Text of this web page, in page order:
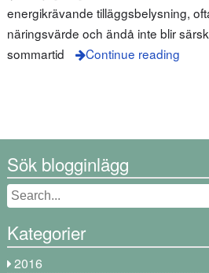
energikrävande tilläggsbelysning,
näringsvärde och ändå inte blir
sommartid
Continue reading
Sök blogginlägg
Kategorier
2016